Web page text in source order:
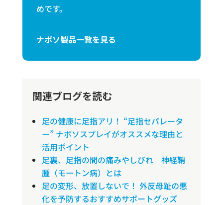
めです。
ナボソ製品一覧を見る
関連ブログを読む
足の健康に足指アリ！ “足指セパレータ
ー” ナボソスプレイがオススメな理由と
活用ポイント
足裏、足指の間の痛みやしびれ 神経鞘
腫（モートン病）とは
足の変形、放置しないで！ 外反母趾の悪
化を予防するおすすめサポートグッズ